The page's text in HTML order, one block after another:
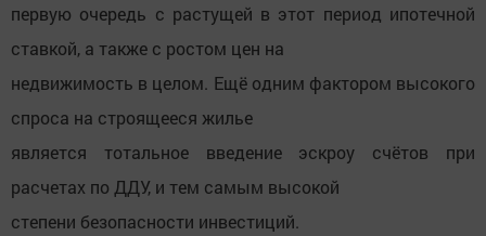
первую очередь с растущей в этот период ипотечной
ставкой, а также с ростом цен на
недвижимость в целом. Ещё одним фактором высокого
спроса на строящееся жилье
является тотальное введение эскроу счётов при
расчетах по ДДУ, и тем самым высокой
степени безопасности инвестиций.